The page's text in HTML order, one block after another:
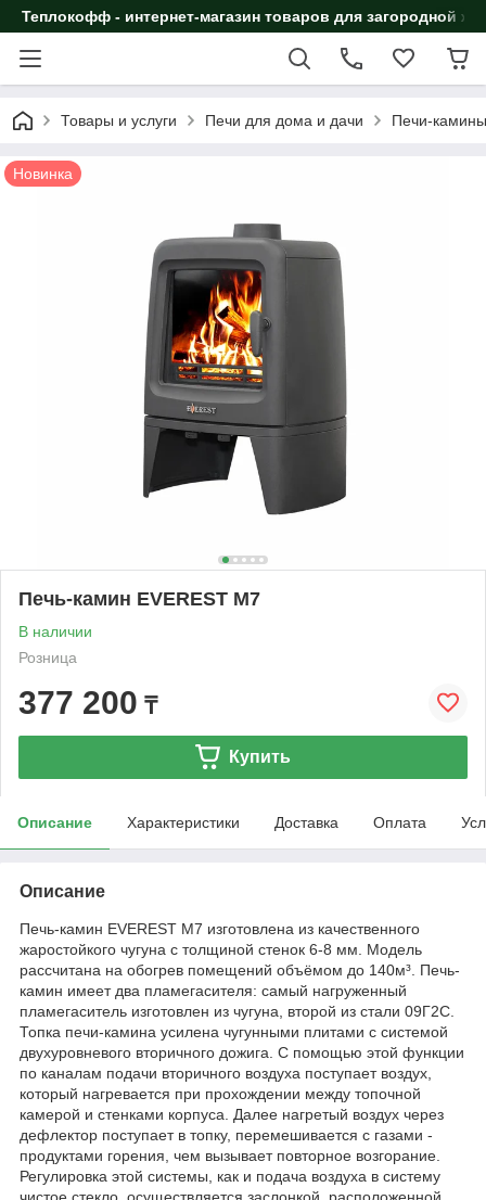
Теплокофф - интернет-магазин товаров для загородной
Товары и услуги Печи для дома и дачи Печи-камины
Новинка
Печь-камин EVEREST М7
В наличии
Розница
377 200 ₸
Купить
Описание Характеристики Доставка Оплата
Описание
Печь-камин EVEREST М7 изготовлена из качественного
жаростойкого чугуна с толщиной стенок 6-8 мм. Модель
рассчитана на обогрев помещений объёмом до 140м³. Печь-
камин имеет два пламегасителя: самый нагруженный
пламегаситель изготовлен из чугуна, второй из стали 09Г2С.
Топка печи-камина усилена чугунными плитами с системой
двухуровневого вторичного дожига. С помощью этой функции
по каналам подачи вторичного воздуха поступает воздух,
который нагревается при прохождении между топочной
камерой и стенками корпуса. Далее нагретый воздух через
дефлектор поступает в топку, перемешивается с газами -
продуктами горения, чем вызывает повторное возгорание.
Регулировка этой системы, как и подача воздуха в систему
чистое стекло, осуществляется заслонкой, расположенной